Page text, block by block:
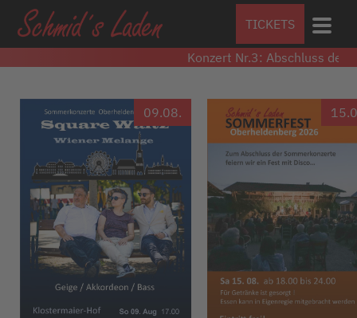
TICKETS
Konzert Nr.3: Abschluss der
09.08.